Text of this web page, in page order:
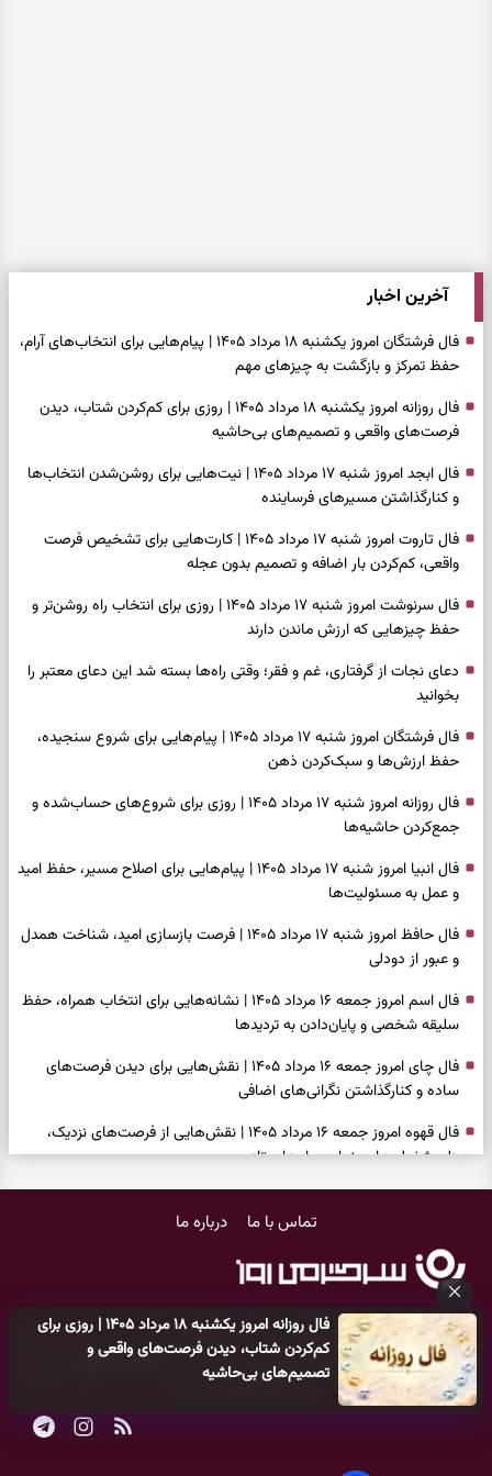
فال روزانه امروز یکشنبه ۱۸ مرداد ۱۴۰۵ | روزی برای
کم‌کردن شتاب، دیدن فرصت‌های واقعی و
تصمیم‌های بی‌حاشیه
آخرین اخبار
فال فرشتگان امروز یکشنبه ۱۸ مرداد ۱۴۰۵ | پیام‌هایی برای انتخاب‌های آرام،
حفظ تمرکز و بازگشت به چیزهای مهم
فال روزانه امروز یکشنبه ۱۸ مرداد ۱۴۰۵ | روزی برای کم‌کردن شتاب، دیدن
فرصت‌های واقعی و تصمیم‌های بی‌حاشیه
فال ابجد امروز شنبه ۱۷ مرداد ۱۴۰۵ | نیت‌هایی برای روشن‌شدن انتخاب‌ها
و کنارگذاشتن مسیرهای فرساینده
فال تاروت امروز شنبه ۱۷ مرداد ۱۴۰۵ | کارت‌هایی برای تشخیص فرصت
واقعی، کم‌کردن بار اضافه و تصمیم بدون عجله
فال سرنوشت امروز شنبه ۱۷ مرداد ۱۴۰۵ | روزی برای انتخاب راه روشن‌تر و
حفظ چیزهایی که ارزش ماندن دارند
دعای نجات از گرفتاری، غم و فقر؛ وقتی راه‌ها بسته شد این دعای معتبر را
بخوانید
فال فرشتگان امروز شنبه ۱۷ مرداد ۱۴۰۵ | پیام‌هایی برای شروع سنجیده،
حفظ ارزش‌ها و سبک‌کردن ذهن
فال روزانه امروز شنبه ۱۷ مرداد ۱۴۰۵ | روزی برای شروع‌های حساب‌شده و
جمع‌کردن حاشیه‌ها
فال انبیا امروز شنبه ۱۷ مرداد ۱۴۰۵ | پیام‌هایی برای اصلاح مسیر، حفظ امید
و عمل به مسئولیت‌ها
فال حافظ امروز شنبه ۱۷ مرداد ۱۴۰۵ | فرصت بازسازی امید، شناخت همدل
و عبور از دودلی
فال اسم امروز جمعه ۱۶ مرداد ۱۴۰۵ | نشانه‌هایی برای انتخاب همراه، حفظ
سلیقه شخصی و پایان‌دادن به تردیدها
فال چای امروز جمعه ۱۶ مرداد ۱۴۰۵ | نقش‌هایی برای دیدن فرصت‌های
ساده و کنارگذاشتن نگرانی‌های اضافی
فال قهوه امروز جمعه ۱۶ مرداد ۱۴۰۵ | نقش‌هایی از فرصت‌های نزدیک،
دل‌مشغولی‌های پنهان و راه‌های تازه
کارها و روشن‌کردن خواسته‌ها
فال ابجد امروز جمعه ۱۶ مرداد ۱۴۰۵ | نیت‌هایی برای سبک‌شدن دل،
انتخاب درست و حفظ فرصت‌های ارزشمند
فال تاروت امروز جمعه ۱۶ مرداد ۱۴۰۵ | کارت‌هایی برای حفظ دستاوردها،
شنیدن ندای درون و حرکت در زمان مناسب
تماس با ما درباره ما
کلیه حقوق مادی و معنوی این سایت متعلق بهپایگاه خبری سرگرمی روز
می‌باشد و هر گونه کپی‌برداری توسط دیگر سایت‌ها
اکیدا ممنوع
و پیگرد قانونی دارد.